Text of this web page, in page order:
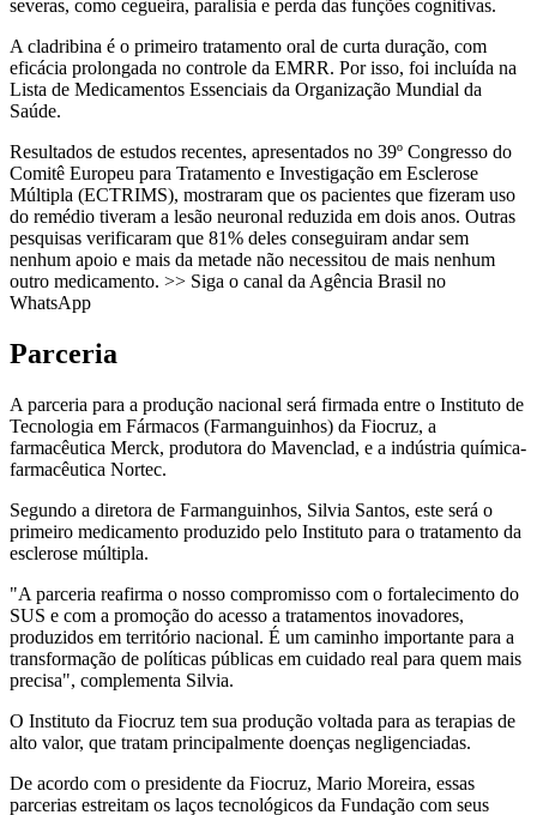
severas, como cegueira, paralisia e perda das funções cognitivas.
A cladribina é o primeiro tratamento oral de curta duração, com
eficácia prolongada no controle da EMRR. Por isso, foi incluída na
Lista de Medicamentos Essenciais da Organização Mundial da
Saúde.
Resultados de estudos recentes, apresentados no 39º Congresso do
Comitê Europeu para Tratamento e Investigação em Esclerose
Múltipla (ECTRIMS), mostraram que os pacientes que fizeram uso
do remédio tiveram a lesão neuronal reduzida em dois anos. Outras
pesquisas verificaram que 81% deles conseguiram andar sem
nenhum apoio e mais da metade não necessitou de mais nenhum
outro medicamento. >> Siga o canal da Agência Brasil no
WhatsApp
Parceria
A parceria para a produção nacional será firmada entre o Instituto de
Tecnologia em Fármacos (Farmanguinhos) da Fiocruz, a
farmacêutica Merck, produtora do Mavenclad, e a indústria química-
farmacêutica Nortec.
Segundo a diretora de Farmanguinhos, Silvia Santos, este será o
primeiro medicamento produzido pelo Instituto para o tratamento da
esclerose múltipla.
"A parceria reafirma o nosso compromisso com o fortalecimento do
SUS e com a promoção do acesso a tratamentos inovadores,
produzidos em território nacional. É um caminho importante para a
transformação de políticas públicas em cuidado real para quem mais
precisa", complementa Silvia.
O Instituto da Fiocruz tem sua produção voltada para as terapias de
alto valor, que tratam principalmente doenças negligenciadas.
De acordo com o presidente da Fiocruz, Mario Moreira, essas
parcerias estreitam os laços tecnológicos da Fundação com seus